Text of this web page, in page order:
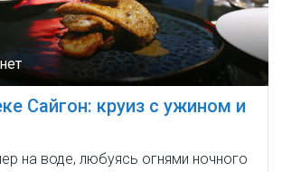
Сайгон: круиз с ужином и
на воде, любуясь огнями ночного